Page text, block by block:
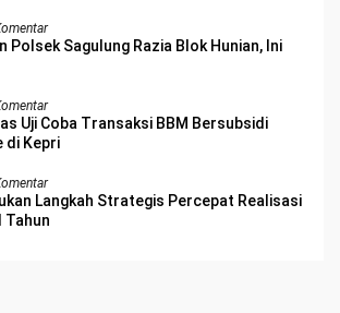
Polsek Sagulung Razia Blok Hunian, Ini
Uji Coba Transaksi BBM Bersubsidi
di Kepri
Langkah Strategis Percepat Realisasi
Tahun